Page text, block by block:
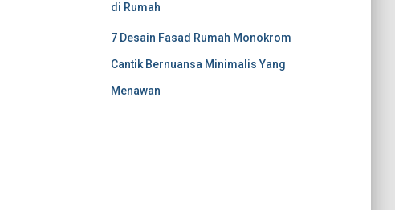
di Rumah
7 Desain Fasad Rumah Monokrom
Cantik Bernuansa Minimalis Yang
Menawan